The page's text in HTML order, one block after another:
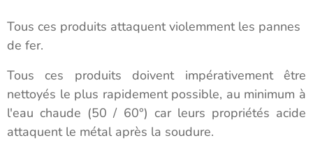
Tous ces produits attaquent violemment les pannes
de fer.
Tous ces produits doivent impérativement être
nettoyés le plus rapidement possible, au minimum à
l'eau chaude (50 / 60°) car leurs propriétés acide
attaquent le métal après la soudure.